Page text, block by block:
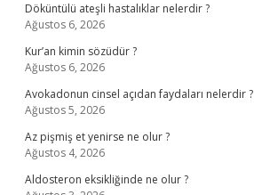
Döküntülü ateşli hastalıklar nelerdir ?
Ağustos 6, 2026
Kur’an kimin sözüdür ?
Ağustos 6, 2026
Avokadonun cinsel açıdan faydaları nelerdir ?
Ağustos 5, 2026
Az pişmiş et yenirse ne olur ?
Ağustos 4, 2026
Aldosteron eksikliğinde ne olur ?